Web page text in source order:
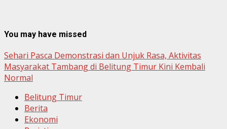
You may have missed
Sehari Pasca Demonstrasi dan Unjuk Rasa, Aktivitas
Masyarakat Tambang di Belitung Timur Kini Kembali
Normal
Belitung Timur
Berita
Ekonomi